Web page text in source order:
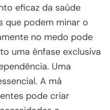
eficaz da saúde
que podem minar o
no medo pode
uma ênfase exclusiva
Uma
A má
pode criar